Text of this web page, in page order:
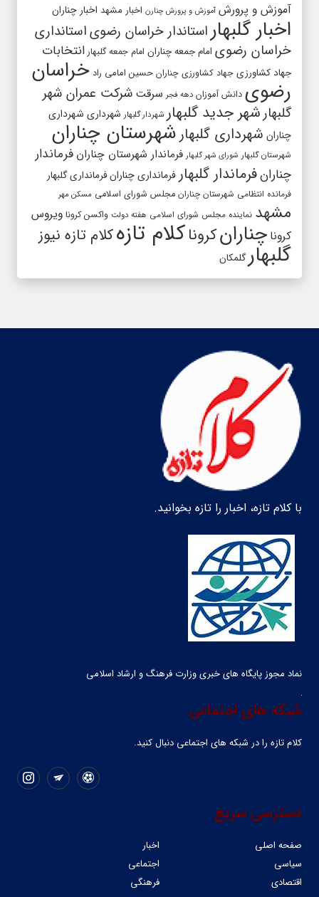
آموزش و پرورش آموزش و پرورش چنارن اخبار مشهد اخبار چناران
اخبار گلبهار استاندار خراسان رضویاستانداری
خراسان رضوی امام جمعه چناران امام جمعه گلبهار انتخابات
جهاد کشاورزی جهاد کشاورزی چناران حسین امامی راد خراسان
رضوی دانش آموزان دهه فجر سرقت شرکت عمران شهر
گلبهارشهر جدید گلبهار شهردار گلبهار شهرداری شهرداری
چناران شهرداری گلبهار شهرستان چناران
شهرستان گلبهار شورای شهر گلبهار فرماندار شهرستان چناران فرماندار
چنارانفرماندار گلبهار فرمانداری چنارانفرمانداری گلبهار
فرمانده انتظامی شهرستان چناران مجلس شورای اسلامی مسکن مهر
مشهد نماینده مجلس شورای اسلامی هفته دولت واکسن کرونا ویروس
کرونا چنارانکروناکلام تازهکلام تازه نیوز
گلبهارگلمکان
با کلام تازه، اخبار را تازه بخوانید.
نماد مجوز پایگاه های خبری وزارت فرهنگ و ارشاد اسلامی
شبکه های اجتماعی
کلام تازه را در شبکه ‌های اجتماعی دنبال کنید.
دسترسی سریع
صفحه اصلی
اخبار
سیاسی
اجتماعی
اقتصادی
فرهنگی